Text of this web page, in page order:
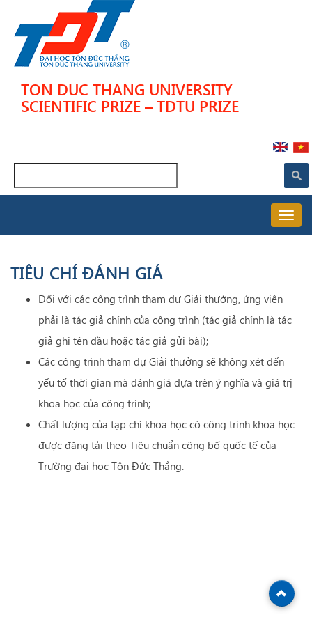
main
TON DUC THANG UNIVERSITY
SCIENTIFIC PRIZE – TDTU PRIZE
VI
TIÊU CHÍ ĐÁNH GIÁ
Đối với các công trình tham dự Giải thưởng, ứng viên
phải là tác giả chính của công trình (tác giả chính là tác
giả ghi tên đầu hoặc tác giả gửi bài);
Các công trình tham dự Giải thưởng sẽ không xét đến
yếu tố thời gian mà đánh giá dựa trên ý nghĩa và giá trị
khoa học của công trình;
Chất lượng của tạp chí khoa học có công trình khoa học
được đăng tải theo Tiêu chuẩn công bố quốc tế của
Trường đại học Tôn Đức Thắng.